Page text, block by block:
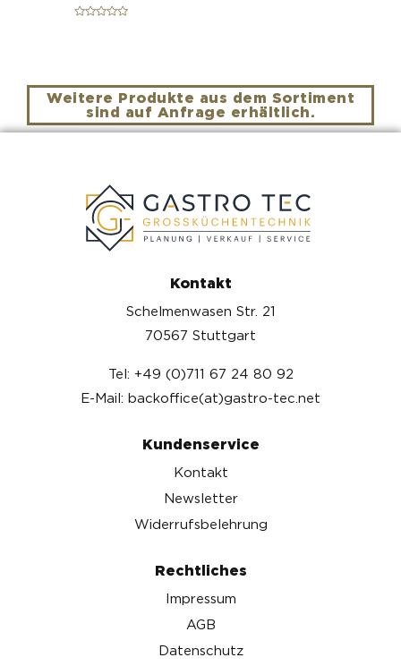
e
t
m
t
0
Weitere Produkte aus dem Sortiment
sind auf Anfrage erhältlich.
Kontakt
Schelmenwasen Str. 21
70567 Stuttgart
Tel: +49 (0)711 67 24 80 92
E-Mail: backoffice(at)gastro-tec.net
Kundenservice
Kontakt
Newsletter
Widerrufsbelehrung
Rechtliches
Impressum
AGB
Datenschutz